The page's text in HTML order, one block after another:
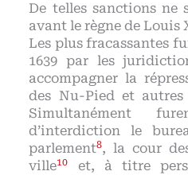
De telles sanctions ne
avant le règne de Louis
Les plus fracassantes
1639 par les
accompagner la
des Nu-Pied et autres
Simultanément
d’interdiction le
parlement8, la cour
ville10
et, à titre